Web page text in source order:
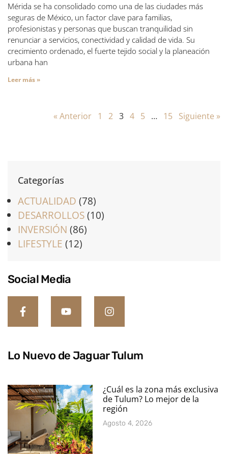
Mérida se ha consolidado como una de las ciudades más
seguras de México, un factor clave para familias,
profesionistas y personas que buscan tranquilidad sin
renunciar a servicios, conectividad y calidad de vida. Su
crecimiento ordenado, el fuerte tejido social y la planeación
urbana han
Leer más »
« Anterior 1 2 3 4 5 … 15 Siguiente »
Categorías
ACTUALIDAD (78)
DESARROLLOS(10)
INVERSIÓN (86)
LIFESTYLE (12)
Social Media
Lo Nuevo de Jaguar Tulum
¿Cuál es la zona más exclusiva
de Tulum? Lo mejor de la
región
Agosto 4, 2026